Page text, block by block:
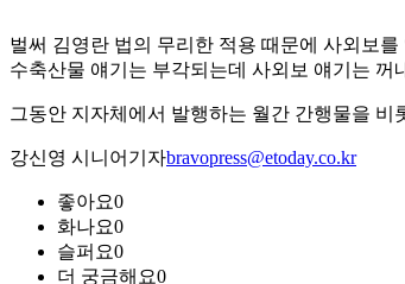
벌써 김영란 법의 무리한 적용 때문에 사외보
수축산물 얘기는 부각되는데 사외보 얘기는 꺼
그동안 지자체에서 발행하는 월간 간행물을
강신영 시니어기자bravopress@etoday.co.kr
좋아요0
화나요0
슬퍼요0
더 궁금해요0